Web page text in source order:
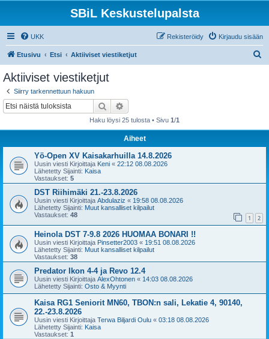
SBiL Keskustelupalsta
UKK Kirjaudu sisään
Rekisteröidy
Etusivu Etsi Aktiiviset viestiketjut
Aktiiviset viestiketjut
Siirry tarkennettuun hakuun
Etsi
Haku löysi 25 tulosta • Sivu 1/1
Aiheet
Yö-Open XV Kaisakarhuilla 14.8.2026
Uusin viesti Kirjoittaja Keni « 22:12 08.08.2026
Lähetetty Sijainti: Kaisa
Vastaukset: 5
DST Riihimäki 21.-23.8.2026
Uusin viesti Kirjoittaja Abdulaziz « 19:58 08.08.2026
Lähetetty Sijainti: Muut kansalliset kilpailut
Vastaukset: 48 1 2
Heinola DST 7-9.8 2026 HUOMAA BONARI !!
Uusin viesti Kirjoittaja Pinsetter2003 « 19:51 08.08.2026
Lähetetty Sijainti: Muut kansalliset kilpailut
Vastaukset: 38
Predator Ikon 4-4 ja Revo 12.4
Uusin viesti Kirjoittaja AlexOhtonen « 14:03 08.08.2026
Lähetetty Sijainti: Osto & Myynti
Kaisa RG1 Seniorit MN60, TBON:n sali, Lekatie 4, 90140,
22.-23.8.2026
Uusin viesti Kirjoittaja Terwa Biljardi Oulu « 03:18 08.08.2026
Lähetetty Sijainti: Kaisa
Vastaukset: 1